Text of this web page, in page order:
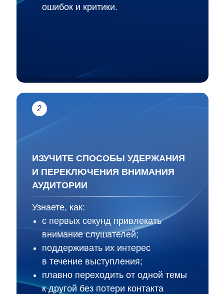
ошибок и критики.
2
ИЗУЧИТЕ СПОСОБЫ УДЕРЖАНИЯ
И ПЕРЕКЛЮЧЕНИЯ ВНИМАНИЯ
АУДИТОРИИ
Узнаете, как:
с первых секунд привлекать
внимание слушателей;
поддерживать их интерес
в течение выступления;
плавно переходить от одной темы
к другой без потери контакта